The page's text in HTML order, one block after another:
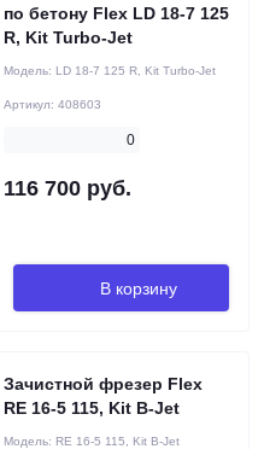
по бетону Flex LD 18-7 125
R, Kit Turbo-Jet
Модель: LD 18-7 125 R, Kit Turbo-Jet
Артикул: 408603
0
116 700 руб.
В корзину
Зачистной фрезер Flex
RE 16-5 115, Kit B-Jet
Модель: RE 16-5 115, Kit B-Jet